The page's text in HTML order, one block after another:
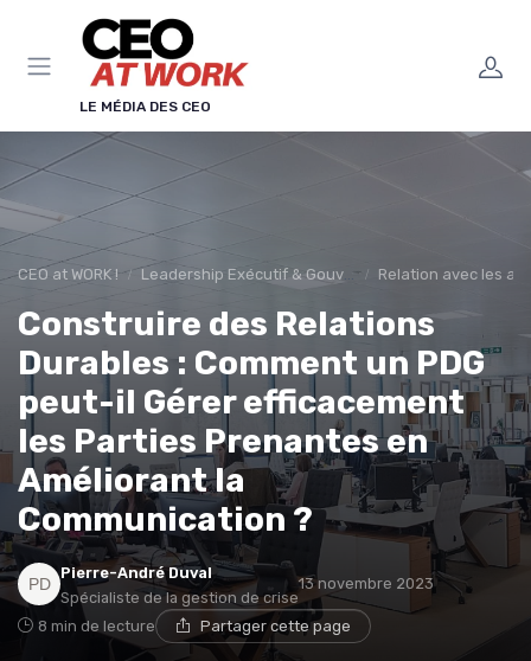
LE MÉDIA DES CEO
CEO at WORK ! Leadership Exécutif & Gouvernance Relation avec les
Construire des Relations
Durables : Comment un PDG
peut-il Gérer efficacement
les Parties Prenantes en
Améliorant la
Communication ?
Pierre-André Duval
Spécialiste de la gestion de crise
13 novembre 2023
8 min de lecture Partager cette page
Panneau de gestion des cookies